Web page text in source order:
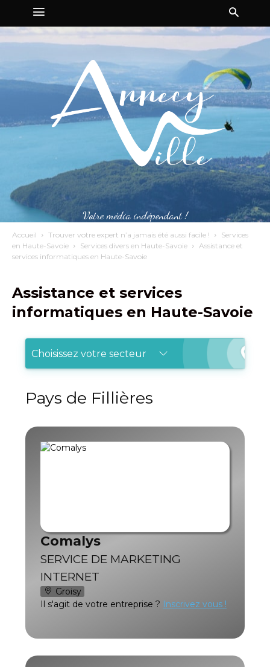
Votre média indépendant !
Accueil Trouver votre expert n’a jamais été aussi facile !
Services
en Haute-Savoie
Services divers en Haute-Savoie
Assistance et
services informatiques en Haute-Savoie
Assistance et services
informatiques en Haute-Savoie
Choisissez votre secteur
Pays de Fillières
Comalys
SERVICE DE MARKETING
INTERNET
Groisy
Il s'agit de votre entreprise ? Inscrivez vous !